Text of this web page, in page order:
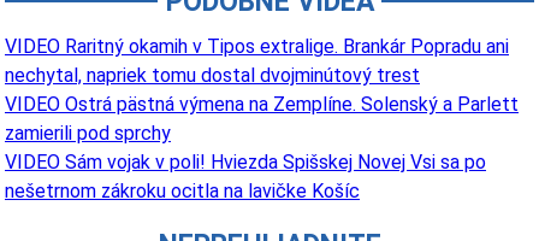
VIDEO Raritný okamih v Tipos extralige. Brankár Popradu ani
nechytal, napriek tomu dostal dvojminútový trest
VIDEO Ostrá pästná výmena na Zemplíne. Solenský a Parlett
zamierili pod sprchy
VIDEO Sám vojak v poli! Hviezda Spišskej Novej Vsi sa po
nešetrnom zákroku ocitla na lavičke Košíc